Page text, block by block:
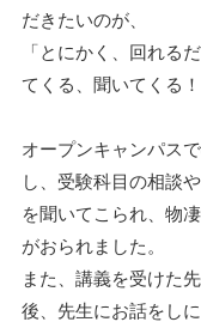
だきたいのが、
「とにかく、回れる
てくる、聞いてくる！
オープンキャンパス
し、受験科目の相談
を聞いてこられ、物
がおられました。
また、講義を受けた
後、先生にお話をし